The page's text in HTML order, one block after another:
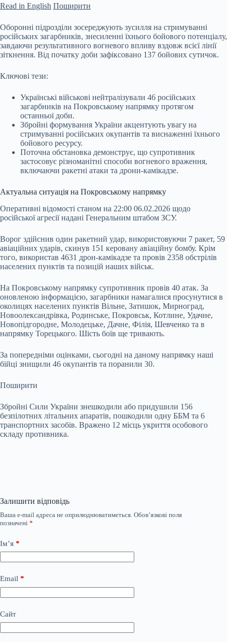
Read in English Поширити
Оборонні підрозділи зосереджують зусилля на стримуванні
російських загарбників, знесиленні їхнього бойового потенціалу,
завдаючи результативного вогневого впливу вздовж всієї лінії
зіткнення. Від початку доби зафіксовано 137 бойових сутичок.
Ключові тези:
Українські військові нейтралізували 46 російських
загарбників на Покровському напрямку протягом
останньої доби.
Збройні формування України акцентують увагу на
стримуванні російських окупантів та виснаженні їхнього
бойового ресурсу.
Поточна обстановка демонструє, що супротивник
застосовує різноманітні способи вогневого враження,
включаючи ракетні атаки та дрони-камікадзе.
Актуальна ситуація на Покровському напрямку
Оперативні відомості станом на 22:00 06.02.2026 щодо
російської агресії надані Генеральним штабом ЗСУ.
Ворог здійснив один ракетний удар, використовуючи 7 ракет, 59
авіаційних ударів, скинув 151 керовану авіаційну бомбу. Крім
того, використав 4631 дрон-камікадзе та провів 2358 обстрілів
населених пунктів та позицій наших військ.
На Покровському напрямку супротивник провів 40 атак. За
оновленою інформацією, загарбники намагалися просунутися в
околицях населених пунктів Вільне, Затишок, Мирноград,
Новоолександрівка, Родинське, Покровськ, Котлине, Удачне,
Новопідгородне, Молодецьке, Дачне, Філія, Шевченко та в
напрямку Торецького. Шість боїв ще тривають.
За попередніми оцінками, сьогодні на даному напрямку наші
бійці знищили 46 окупантів та поранили 30.
Поширити
Збройні Сили України знешкодили або придушили 156
безпілотних літальних апаратів, пошкодили одну ББМ та 6
транспортних засобів. Вражено 12 місць укриття особового
складу противника.
Залишити відповідь
Ваша e-mail адреса не оприлюднюватиметься. Обов’язкові поля
позначені *
Ім’я *
Email *
Сайт